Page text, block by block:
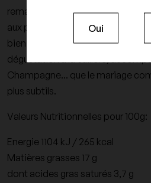
Oui
remarquable que nous en avons
aux plus grands gourmands...Sa
bien la grande simplicité et le
dégustation à la cuillère,
Champagne... que le mariage
plus subtils.
Valeurs Nutritionnelles pour 100g:
Energie 1104 kJ / 265 kcal
Matières grasses 17 g
dont acides gras saturés 3,7 g